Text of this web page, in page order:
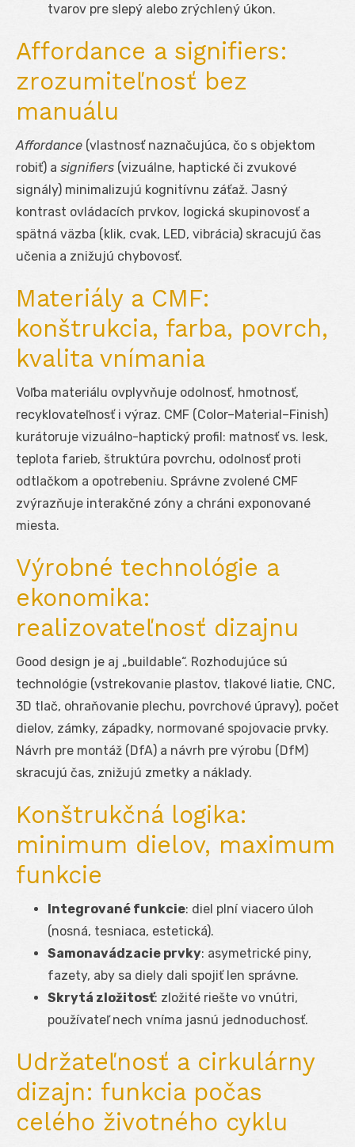
tvarov pre slepý alebo zrýchlený úkon.
Affordance a signifiers:
zrozumiteľnosť bez
manuálu
Affordance (vlastnosť naznačujúca, čo s objektom
robiť) a signifiers (vizuálne, haptické či zvukové
signály) minimalizujú kognitívnu záťaž. Jasný
kontrast ovládacích prvkov, logická skupinovosť a
spätná väzba (klik, cvak, LED, vibrácia) skracujú čas
učenia a znižujú chybovosť.
Materiály a CMF:
konštrukcia, farba, povrch,
kvalita vnímania
Voľba materiálu ovplyvňuje odolnosť, hmotnosť,
recyklovateľnosť i výraz. CMF (Color–Material–Finish)
kurátoruje vizuálno-haptický profil: matnosť vs. lesk,
teplota farieb, štruktúra povrchu, odolnosť proti
odtlačkom a opotrebeniu. Správne zvolené CMF
zvýrazňuje interakčné zóny a chráni exponované
miesta.
Výrobné technológie a
ekonomika:
realizovateľnosť dizajnu
Good design je aj „buildable“. Rozhodujúce sú
technológie (vstrekovanie plastov, tlakové liatie, CNC,
3D tlač, ohraňovanie plechu, povrchové úpravy), počet
dielov, zámky, západky, normované spojovacie prvky.
Návrh pre montáž (DfA) a návrh pre výrobu (DfM)
skracujú čas, znižujú zmetky a náklady.
Konštrukčná logika:
minimum dielov, maximum
funkcie
Integrované funkcie: diel plní viacero úloh
(nosná, tesniaca, estetická).
Samonavádzacie prvky: asymetrické piny,
fazety, aby sa diely dali spojiť len správne.
Skrytá zložitosť: zložité riešte vo vnútri,
používateľ nech vníma jasnú jednoduchosť.
Udržateľnosť a cirkulárny
dizajn: funkcia počas
celého životného cyklu